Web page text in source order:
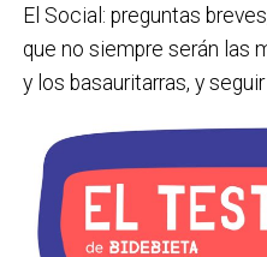
El Social: preguntas
que no siempre serán las
y los basauritarras, y